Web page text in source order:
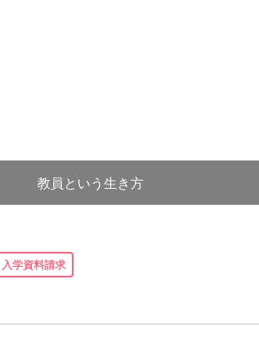
教員という生き方
入学資料請求